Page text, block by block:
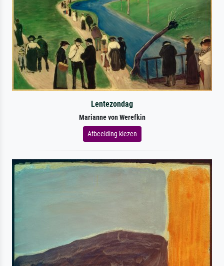
Lentezondag
Marianne von Werefkin
Afbeelding kiezen